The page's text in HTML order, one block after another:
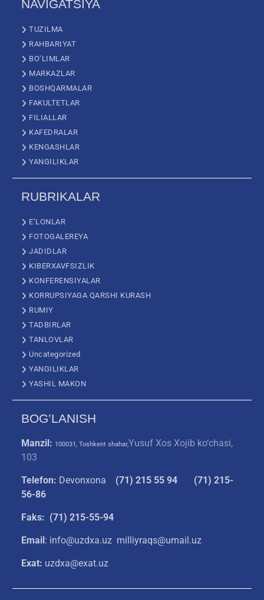
NAVIGATSIYA
TUZILMA
RAHBARIYAT
BO’LIMLAR
MARKAZLAR
BOSHQARMALAR
FAKULTETLAR
FILIALLAR
KAFEDRALAR
KENGASHLAR
YANGILIKLAR
RUBRIKALAR
E’LONLAR
FOTOGALEREYA
JADIDLAR
KIBERXAVFSIZLIK
KONFERENSIYALAR
KORRUPSIYAGA QARSHI KURASH
RUMIY
TADBIRLAR
TANLOVLAR
Uncategorized
YANGILIKLAR
YASHIL MAKON
BOG’LANISH
Manzil: 100031, Toshkent shahar,Yusuf Xos Xojib ko‘chasi,
103
Telefon: Devonxona (71) 215 55 94
(71) 215-
56-86
Faks: (71) 215-55-94
Email : info@uzdxa.uz milliyraqs@umail.uz
Exat: uzdxa@exat.uz